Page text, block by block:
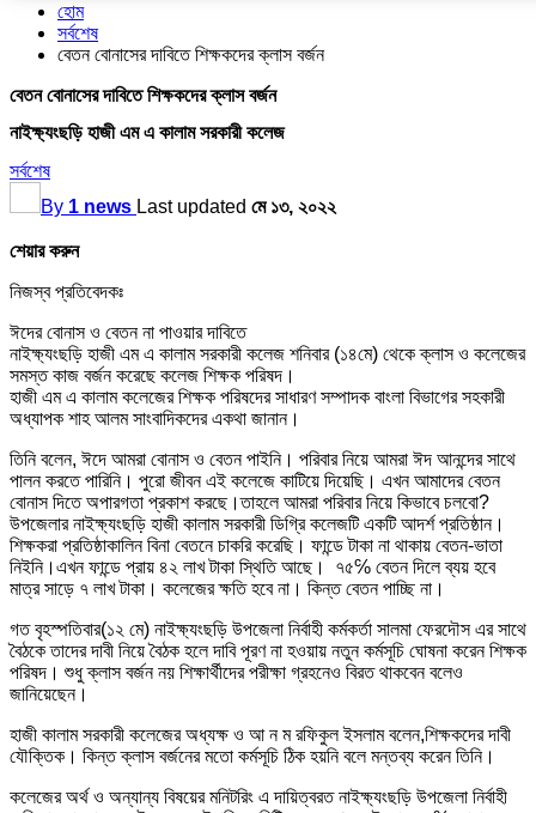
হোম
সর্বশেষ
বেতন বোনাসের দাবিতে শিক্ষকদের ক্লাস বর্জন
বেতন বোনাসের দাবিতে শিক্ষকদের ক্লাস বর্জন
নাইক্ষ্যংছড়ি হাজী এম এ কালাম সরকারী কলেজ
সর্বশেষ
By 1 news Last updated মে ১৩, ২০২২
শেয়ার করুন
নিজস্ব প্রতিবেদকঃ
ঈদের বোনাস ও বেতন না পাওয়ার দাবিতে
নাইক্ষ্যংছড়ি হাজী এম এ কালাম সরকারী কলেজ শনিবার (১৪মে) থেকে ক্লাস ও কলেজের
সমস্ত কাজ বর্জন করেছে কলেজ শিক্ষক পরিষদ।
হাজী এম এ কালাম কলেজের শিক্ষক পরিষদের সাধারণ সম্পাদক বাংলা বিভাগের সহকারী
অধ্যাপক শাহ আলম সাংবাদিকদের একথা জানান।
তিনি বলেন, ঈদে আমরা বোনাস ও বেতন পাইনি। পরিবার নিয়ে আমরা ঈদ আনন্দের সাথে
পালন করতে পারিনি। পুরো জীবন এই কলেজে কাটিয়ে দিয়েছি। এখন আমাদের বেতন
বোনাস দিতে অপারগতা প্রকাশ করছে।তাহলে আমরা পরিবার নিয়ে কিভাবে চলবো?
উপজেলার নাইক্ষ্যংছড়ি হাজী কালাম সরকারী ডিগ্রি কলেজটি একটি আদর্শ প্রতিষ্ঠান।
শিক্ষকরা প্রতিষ্ঠাকালিন বিনা বেতনে চাকরি করেছি। ফান্ডে টাকা না থাকায় বেতন-ভাতা
নিইনি।এখন ফান্ডে প্রায় ৪২ লাখ টাকা স্থিতি আছে। ৭৫℅ বেতন দিলে ব্যয় হবে
মাত্র সাড়ে ৭ লাখ টাকা। কলেজের ক্ষতি হবে না। কিন্ত বেতন পাচ্ছি না।
গত বৃহস্পতিবার(১২ মে) নাইক্ষ্যংছড়ি উপজেলা নির্বাহী কর্মকর্তা সালমা ফেরদৌস এর সাথে
বৈঠকে তাদের দাবী নিয়ে বৈঠক হলে দাবি পূরণ না হওয়ায় নতুন কর্মসূচি ঘোষনা করেন শিক্ষক
পরিষদ। শুধু ক্লাস বর্জন নয় শিক্ষার্থীদের পরীক্ষা গ্রহনেও বিরত থাকবেন বলেও
জানিয়েছেন।
হাজী কালাম সরকারী কলেজের অধ্যক্ষ ও আ ন ম রফিকুল ইসলাম বলেন,শিক্ষকদের দাবী
যৌক্তিক। কিন্ত ক্লাস বর্জনের মতো কর্মসূচি ঠিক হয়নি বলে মন্তব্য করেন তিনি।
কলেজের অর্থ ও অন্যান্য বিষয়ের মনিটরিং এ দায়িত্বরত নাইক্ষ্যংছড়ি উপজেলা নির্বাহী